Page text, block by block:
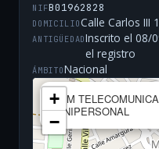
NIFB01962828
DOMICILIOCalle Carlos III
ANTIGÜEDADInscrito el 08/
el registro
ÁMBITONacional
VIM
UNIPERSONAL
+
−